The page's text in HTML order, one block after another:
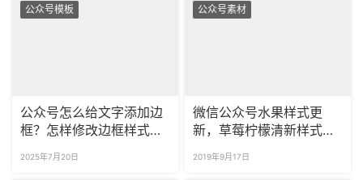
公众号模板
公众号怎么给文字添加边
框？怎样修改边框样式的
2025年7月20日
公众号素材
微信公众号水果样式更
新，草莓柠檬清新样式推
2019年9月17日